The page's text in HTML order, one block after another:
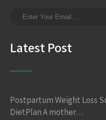
Latest Post
Postpartum Weight Loss
DietPlan A mother…